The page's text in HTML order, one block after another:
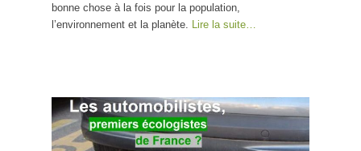
bonne chose à la fois pour la population,
l’environnement et la planète.
Lire la suite…